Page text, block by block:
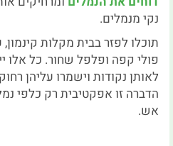
נקי מנמלים.
תוכלו לפזר בבית מקלות
פולי קפה ופלפל שחור. כל אלו
לאותן נקודות וישמרו עליהן
הדברה זו אפקטיבית רק כלפי
אש.